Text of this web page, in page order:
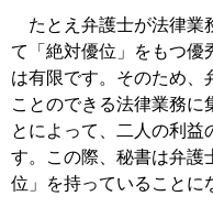
たとえ弁護士が法律業
て「絶対優位」をもつ優
は有限です。そのため、
ことのできる法律業務に
とによって、二人の利益
す。この際、秘書は弁護
位」を持っていることに